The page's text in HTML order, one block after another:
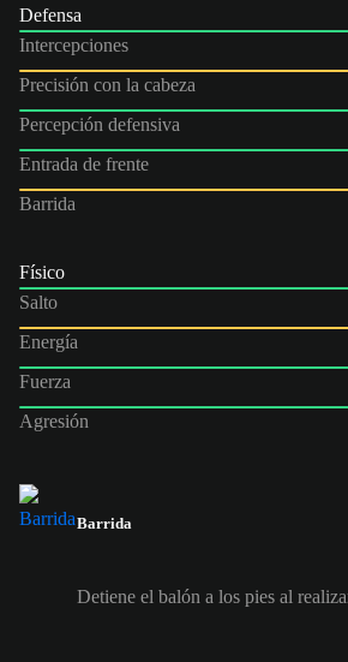
Defensa
Intercepciones
Precisión con la cabeza
Percepción defensiva
Entrada de frente
Barrida
Físico
Salto
Energía
Fuerza
Agresión
Barrida
Detiene el balón a los pies al